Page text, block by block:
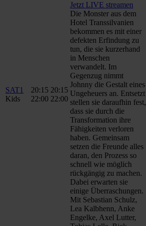
SAT1
Kids
20:15
22:00
20:15
22:00
Jetzt LIVE streamen
Die Monster aus dem
Hotel Transsilvanien
bekommen es mit einer
defekten Erfindung zu
tun, die sie kurzerhand
in Menschen
verwandelt. Im
Gegenzug nimmt
Johnny die Gestalt eines
Ungeheuers an. Entsetzt
stellen sie daraufhin fest,
dass sie durch die
Transformation ihre
Fähigkeiten verloren
haben. Gemeinsam
setzen die Freunde alles
daran, den Prozess so
schnell wie möglich
rückgängig zu machen.
Dabei erwarten sie
einige Überraschungen.
Mit Sebastian Schulz,
Lea Kalbhenn, Anke
Engelke, Axel Lutter,